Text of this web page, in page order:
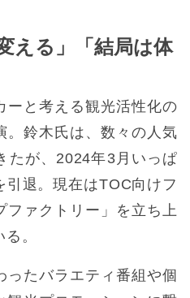
える」「結局は体
ーと考える観光活性化の
。鈴木氏は、数々の人気
たが、2024年3月いっぱ
退。現在はTOC向けフ
ファクトリー」を立ち上
。
たバラエティ番組や個